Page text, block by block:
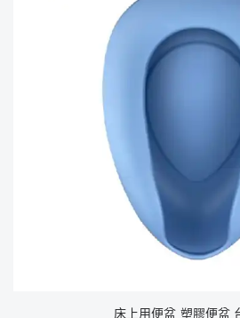
床上用便盆 塑膠便盆